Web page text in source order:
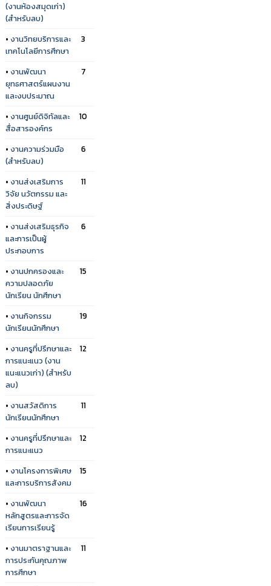
(งานห้องสมุดเก่า)
(สำหรับลบ)
• งานวิทยบริการและ
เทคโนโลยีการศึกษา
3
• งานพัฒนา
ยุทธศาสตร์แผนงาน
และงบประมาณ
7
• งานศูนย์ดิจิทัลและ
สื่อสารองค์กร
10
• งานความร่วมมือ
(สำหรับลบ)
6
• งานส่งเสริมการ
วิจัย นวัตกรรม และ
สิ่งประดิษฐ์
11
• งานส่งเสริมธุรกิจ
และการเป็นผู้
ประกอบการ
6
• งานปกครองและ
ความปลอดภัย
นักเรียน นักศึกษา
15
• งานกิจกรรม
นักเรียนนักศึกษา
19
• งานครูที่ปรึกษาและ
การแนะแนว (งาน
แนะแนวเก่า) (สำหรับ
ลบ)
12
• งานสวัสดิการ
นักเรียนนักศึกษา
11
• งานครูที่ปรึกษาและ
การแนะแนว
12
• งานโครงการพิเศษ
และการบริการสังคม
15
• งานพัฒนา
หลักสูตรและการจัด
เรียนการเรียนรู้
16
• งานมาตราฐานและ
การประกันคุณภาพ
การศึกษา
11